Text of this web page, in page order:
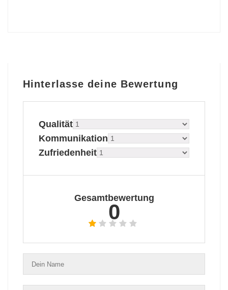
Hinterlasse deine Bewertung
Qualität
Kommunikation
Zufriedenheit
Gesamtbewertung
0